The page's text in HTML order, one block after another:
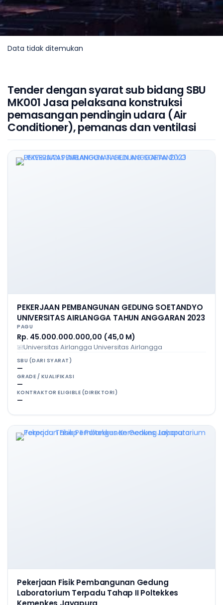
Data tidak ditemukan
Tender dengan syarat sub bidang SBU
MK001 Jasa pelaksana konstruksi
pemasangan pendingin udara (Air
Conditioner), pemanas dan ventilasi
PEKERJAAN PEMBANGUNAN GEDUNG SOETANDYO
UNIVERSITAS AIRLANGGA TAHUN ANGGARAN 2023
PAGU
Rp. 45.000.000.000,00 (45,0 M)
Universitas Airlangga Universitas Airlangga
SBU (DARI SYARAT)
—
GRADE / KUALIFIKASI
—
KONTRAKTOR ELIGIBLE (DIREKTORI)
—
Pekerjaan Fisik Pembangunan Gedung
Laboratorium Terpadu Tahap II Poltekkes